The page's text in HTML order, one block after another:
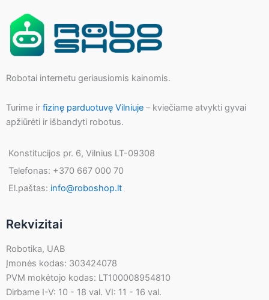
Robotai internetu geriausiomis kainomis.
Turime ir fizinę parduotuvę Vilniuje – kviečiame atvykti gyvai
apžiūrėti ir išbandyti robotus.
Konstitucijos pr. 6, Vilnius LT-09308
Telefonas: +370 667 000 70
El.paštas: info@roboshop.lt
Rekvizitai
Robotika, UAB
Įmonės kodas: 303424078
PVM mokėtojo kodas: LT100008954810
Dirbame I-V: 10 - 18 val. VI: 11 - 16 val.